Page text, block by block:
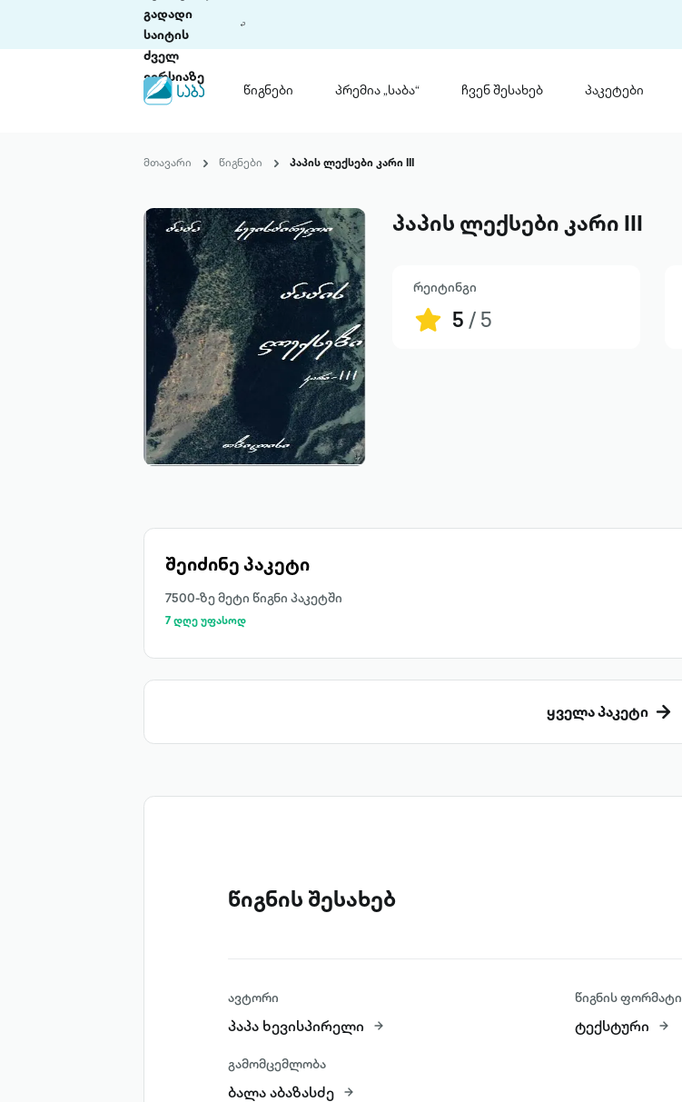
გადადი
საიტის
ძველ
ვერსიაზე
წიგნები პრემია „საბა“
ლიტერატურული პრემია „საბა“
წესდება
საკონკურსო განაცხადი
ჩვენ შესახებ პაკეტები
ჩვენ შესახებ
პაკეტები
მთავარი წიგნები პაპის ლექსები კარი III
პაპის ლექსები კარი III
რეიტინგი
5/ 5
შეიძინე პაკეტი
7500-ზე მეტი წიგნი პაკეტში
7 დღე უფასოდ
ყველა პაკეტი
წიგნის შესახებ
ავტორი
პაპა ხევისპირელი
გამომცემლობა
ბალა აბაზასძე
წიგნის ფორმატი
ტექსტური